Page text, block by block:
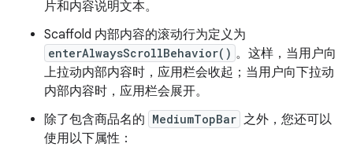
片和内容说明文本。
Scaffold 内部内容的滚动行为定义为
enterAlwaysScrollBehavior() 。这样，当用户向
上拉动内部内容时，应用栏会收起；当用户向下拉动
内部内容时，应用栏会展开。
除了包含商品名的 MediumTopBar 之外，您还可以
使用以下属性：